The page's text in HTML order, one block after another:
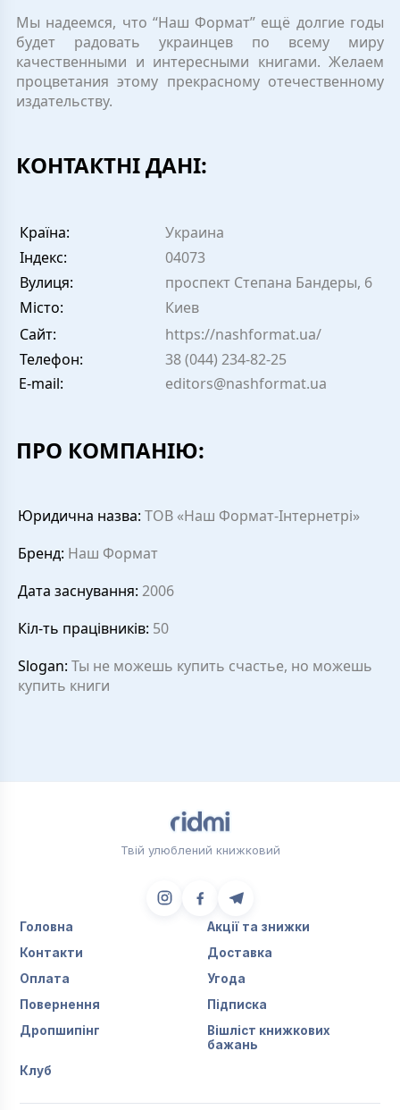
Мы надеемся, что “Наш Формат” ещё долгие годы
будет радовать украинцев по всему миру
качественными и интересными книгами. Желаем
процветания этому прекрасному отечественному
издательству.
КОНТАКТНІ ДАНІ:
Країна:
Украина
Індекс:
04073
Вулиця:
проспект Степана Бандеры, 6
Місто:
Киев
Сайт:
https://nashformat.ua/
Телефон:
38 (044) 234-82-25
E-mail:
editors@nashformat.ua
ПРО КОМПАНІЮ:
Юридична назва: ТОВ «Наш Формат-Інтернетрі»
Бренд: Наш Формат
Дата заснування: 2006
Кіл-ть працівників: 50
Slogan: Ты не можешь купить счастье, но можешь
купить книги
Твій улюблений книжковий
Головна
Акції та знижки
Контакти
Доставка
Оплата
Угода
Повернення
Підписка
Дропшипінг
Вішліст книжкових
бажань
Клуб